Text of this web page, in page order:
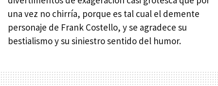
una vez no chirría, porque es tal cual el demente
personaje de Frank Costello, y se agradece su
bestialismo y su siniestro sentido del humor.